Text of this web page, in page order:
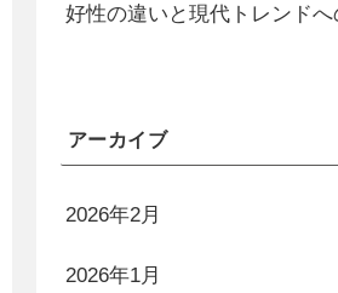
好性の違いと現代トレンドへ
アーカイブ
2026年2月
2026年1月